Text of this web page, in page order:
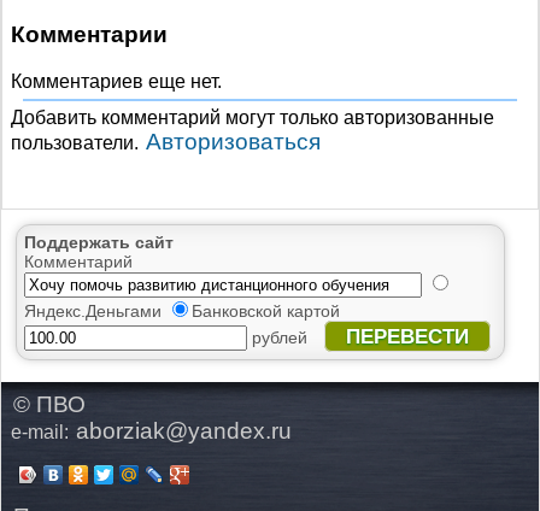
Комментарии
Комментариев еще нет.
Добавить комментарий могут только авторизованные
пользователи. Авторизоваться
Поддержать сайт
Комментарий
Яндекс.Деньгами
Банковской картой
рублей
ПЕРЕВЕСТИ
© ПВО
e-mail: aborziak@yandex.ru